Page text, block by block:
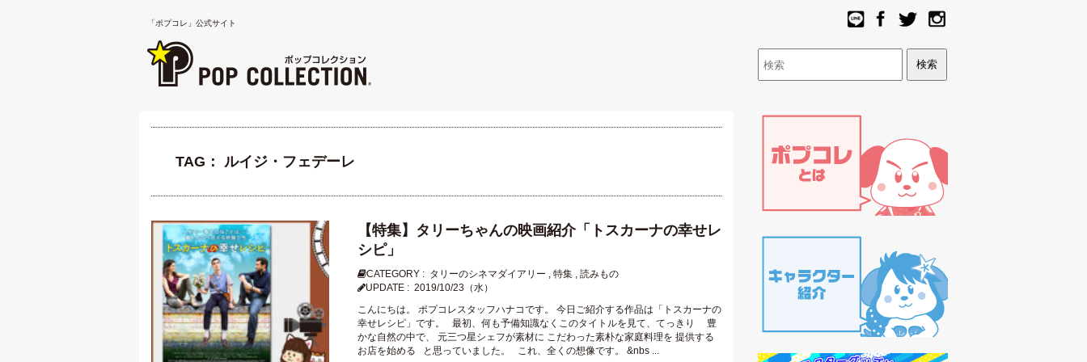
「ポプコレ」公式サイト
TAG： ルイジ・フェデーレ
【特集】タリーちゃんの映画紹介「トスカーナの幸せレ
シピ」
CATEGORY : タリーのシネマダイアリー , 特集 , 読みもの
UPDATE : 2019/10/23（水）
こんにちは。 ポプコレスタッフハナコです。 今日ご紹介する作品は「トスカーナの
幸せレシピ」です。 最初、何も予備知識なくこのタイトルを見て、てっきり 豊
かな自然の中で、 元三つ星シェフが素材に こだわった素朴な家庭料理を 提供する
お店を始める と思っていました。 これ、全くの想像です。 &nbs ...